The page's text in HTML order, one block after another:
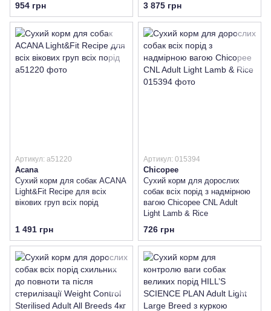
954 грн 3 875 грн
Артикул: a51220
Acana
Сухий корм для собак ACANA
Light&Fit Recipe для всіх
вікових груп всіх порід
1 491 грн
Артикул: 015394
Chicopee
Сухий корм для дорослих
собак всіх порід з надмірною
вагою Chicopee CNL Adult
Light Lamb & Rice
726 грн